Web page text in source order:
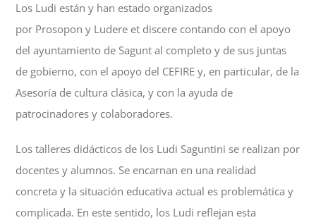
Los Ludi están y han estado organizados
por Prosopon y Ludere et discere contando con el apoyo
del ayuntamiento de Sagunt al completo y de sus juntas
de gobierno, con el apoyo del CEFIRE y, en particular, de la
Asesoría de cultura clásica, y con la ayuda de
patrocinadores y colaboradores.
Los talleres didácticos de los Ludi Saguntini se realizan por
docentes y alumnos. Se encarnan en una realidad
concreta y la situación educativa actual es problemática y
complicada. En este sentido, los Ludi reflejan esta